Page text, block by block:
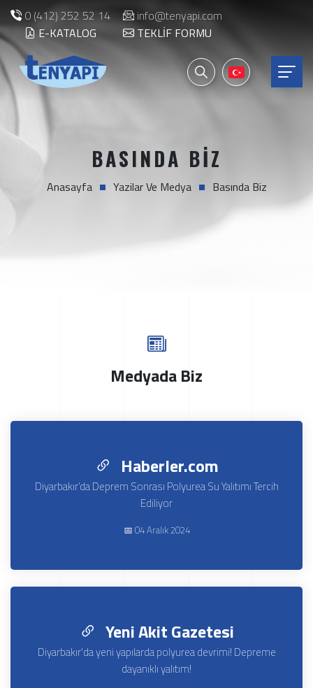
0 (412) 252 52 14
info@tenyapi.com
E-KATALOG
TEKLIF FORMU
BASINDA BIZ
Anasayfa Yazilar Ve Medya Basında Biz
Medyada Biz
Haberler.com
Diyarbakır’da Deprem Sonrası Polyurea Su Yalıtımı Tercih
Ediliyor
📅 04 Aralık 2024
Yeni Akit Gazetesi
Diyarbakır'da yeni yapılarda polyurea devrimi! Depreme
dayanıklı yalıtım!